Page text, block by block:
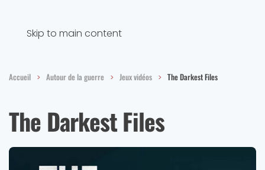
Skip to main content
Accueil Autour de la guerre Jeux vidéos The Darkest Files
The Darkest Files